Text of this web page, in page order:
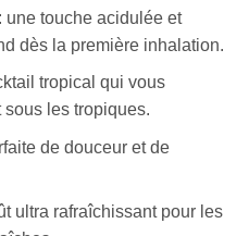
une touche acidulée et
dès la première inhalation.
tropical qui vous
les tropiques.
de douceur et de
ultra rafraîchissant pour les